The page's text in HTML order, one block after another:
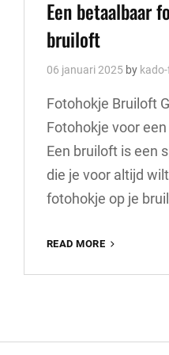
Een betaalbaar
bruiloft
06 januari 2025 by
Fotohokje Bruiloft
Fotohokje voor
Een bruiloft is een
die je voor altijd
fotohokje op je
READ MORE